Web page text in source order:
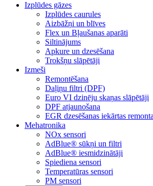
Izplūdes gāzes
Izplūdes caurules
Aizbāžņi un blīves
Flex un Bļaušanas aparāti
Siltinājums
Apkure un dzesēšana
Trokšņu slāpētāji
Izmeši
Remontēšana
Daļiņu filtri (DPF)
Euro VI dzinēju skaņas slāpētāji
DPF atjaunošana
EGR dzesēšanas iekārtas
Mehatronika
NOx sensori
AdBlue® sūkņi un filtri
AdBlue® iesmidzinātāji
Spiediena sensori
Temperatūras sensori
PM sensori